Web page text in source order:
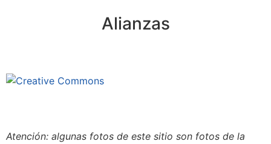
Alianzas
Atención: algunas fotos de este sitio son fotos de la